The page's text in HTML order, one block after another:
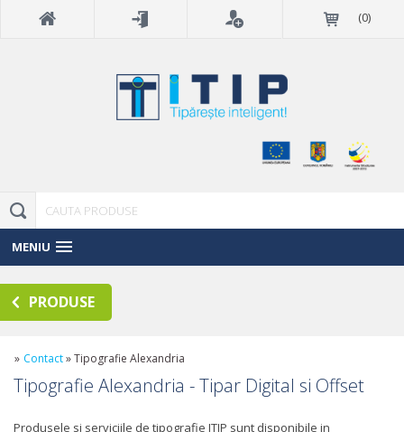
(0)
MENIU
PRODUSE
» Contact»Tipografie Alexandria
Tipografie Alexandria - Tipar Digital si Offset
Produsele si serviciile de tipografie ITIP sunt disponibile in